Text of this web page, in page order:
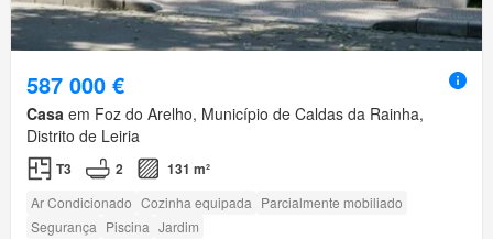
587 000 €
Casa em Foz do Arelho, Município de Caldas da Rainha,
Distrito de Leiria
T3 2 131 m²
Ar Condicionado Cozinha equipada Parcialmente mobiliado
Segurança Piscina Jardim